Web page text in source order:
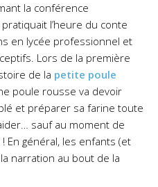
la conférence
l’heure du conte
en lycée professionnel et
Lors de la première
de la petite poule
poule rousse va devoir
et préparer sa farine toute
sauf au moment de
En général, les enfants (et
narration au bout de la